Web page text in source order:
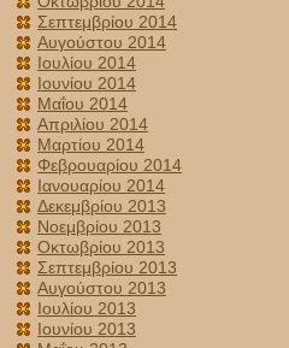
Σεπτεμβρίου 2014
Αυγούστου 2014
Ιουλίου 2014
Ιουνίου 2014
Μαΐου 2014
Απριλίου 2014
Μαρτίου 2014
Φεβρουαρίου 2014
Ιανουαρίου 2014
Δεκεμβρίου 2013
Νοεμβρίου 2013
Οκτωβρίου 2013
Σεπτεμβρίου 2013
Αυγούστου 2013
Ιουλίου 2013
Ιουνίου 2013